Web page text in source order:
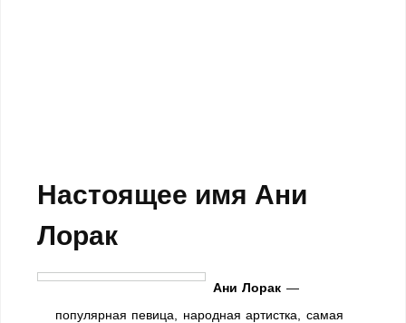
Настоящее имя Ани
Лорак
Ани Лорак —
популярная певица, народная артистка, самая